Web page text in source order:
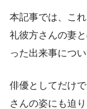
本記事では、こ
礼彼方さんの妻
った出来事につ
俳優としてだけ
さんの姿にも迫り